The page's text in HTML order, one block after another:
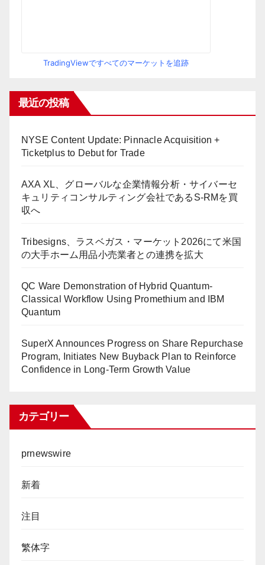
TradingViewですべてのマーケットを追跡
最近の投稿
NYSE Content Update: Pinnacle Acquisition +
Ticketplus to Debut for Trade
AXA XL、グローバルな企業情報分析・サイバーセ
キュリティコンサルティング会社であるS-RMを買
収へ
Tribesigns、ラスベガス・マーケット2026にて米国
の大手ホーム用品小売業者との連携を拡大
QC Ware Demonstration of Hybrid Quantum-
Classical Workflow Using Promethium and IBM
Quantum
SuperX Announces Progress on Share Repurchase
Program, Initiates New Buyback Plan to Reinforce
Confidence in Long-Term Growth Value
カテゴリー
prnewswire
新着
注目
繁体字